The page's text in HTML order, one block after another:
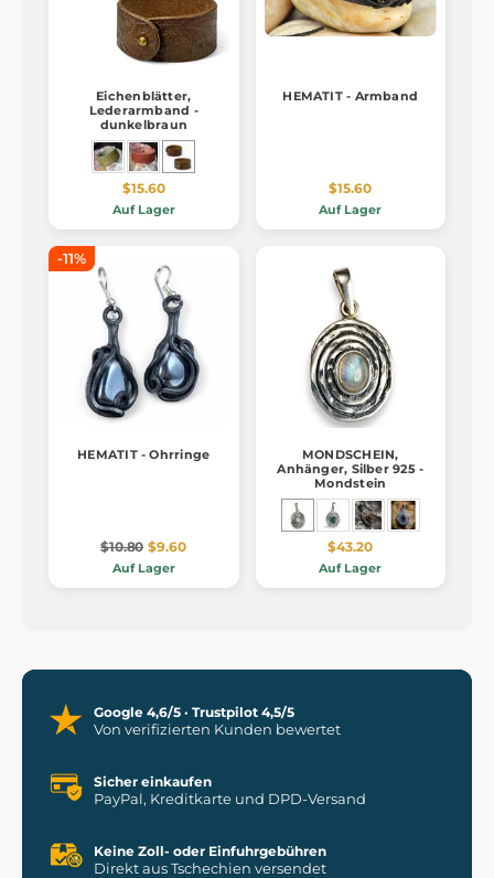
Eichenblätter,
Lederarmband -
dunkelbraun
$15.60
Auf Lager
HEMATIT - Armband
$15.60
Auf Lager
-11%
HEMATIT - Ohrringe
$10.80 $9.60
Auf Lager
MONDSCHEIN,
Anhänger, Silber 925 -
Mondstein
$43.20
Auf Lager
Google 4,6/5 · Trustpilot 4,5/5
Von verifizierten Kunden bewertet
Sicher einkaufen
PayPal, Kreditkarte und DPD-Versand
Keine Zoll- oder Einfuhrgebühren
Direkt aus Tschechien versendet